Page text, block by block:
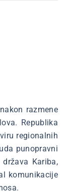
razmene
Republika
regionalnih
punopravni
Kariba,
komunikacije